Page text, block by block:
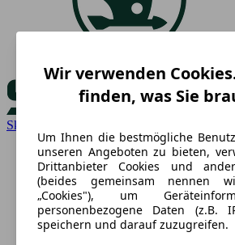
Skoda
Wir verwenden
finden, was Sie
Um Ihnen die bestmögliche
unseren Angeboten zu bieten,
Drittanbieter Cookies und
(beides gemeinsam nennen
„Cookies"), um
personenbezogene Daten (z.B.
speichern und darauf zuzugreifen.